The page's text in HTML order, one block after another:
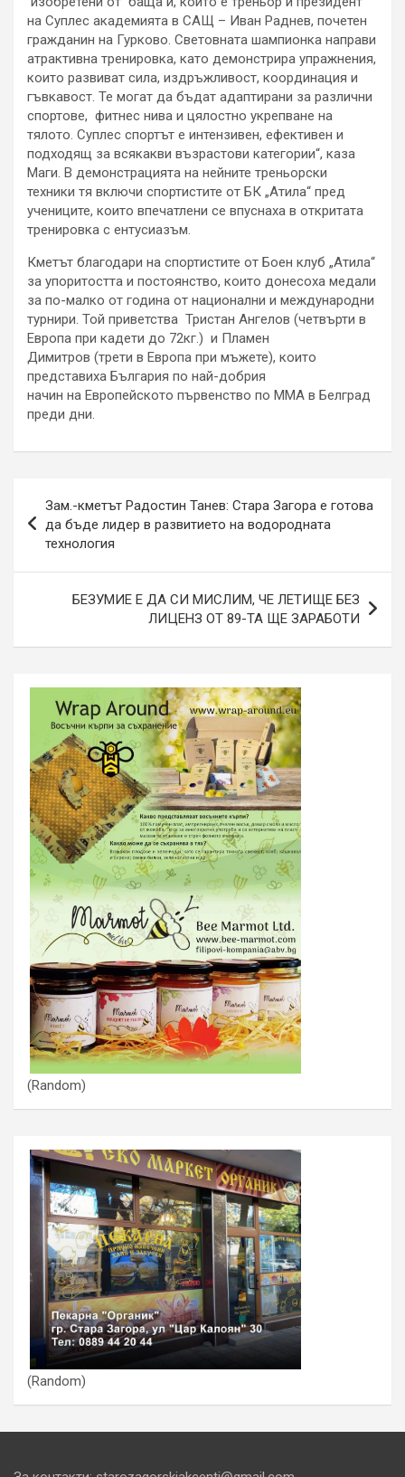
на Суплес академията в САЩ – Иван Раднев, почетен
гражданин на Гурково. Световната шампионка направи
атрактивна тренировка, като демонстрира упражнения,
които развиват сила, издръжливост, координация и
гъвкавост. Те могат да бъдат адаптирани за различни
спортове, фитнес нива и цялостно укрепване на
тялото. Суплес спортът е интензивен, ефективен и
подходящ за всякакви възрастови категории“, каза
Маги. В демонстрацията на нейните треньорски
техники тя включи спортистите от БК „Атила“ пред
учениците, които впечатлени се впуснаха в откритата
тренировка с ентусиазъм.
Кметът благодари на спортистите от Боен клуб „Атила“
за упоритостта и постоянство, които донесоха медали
за по-малко от година от национални и международни
турнири. Той приветства Тристан Ангелов (четвърти в
Европа при кадети до 72кг.) и Пламен
Димитров (трети в Европа при мъжете), които
представиха България по най-добрия
начин на Европейското първенство по ММА в Белград
преди дни.
Зам.-кметът Радостин Танев: Стара Загора е готова
да бъде лидер в развитието на водородната
технология
БЕЗУМИЕ Е ДА СИ МИСЛИМ, ЧЕ ЛЕТИЩЕ БЕЗ
ЛИЦЕНЗ ОТ 89-ТА ЩЕ ЗАРАБОТИ
(Random)
(Random)